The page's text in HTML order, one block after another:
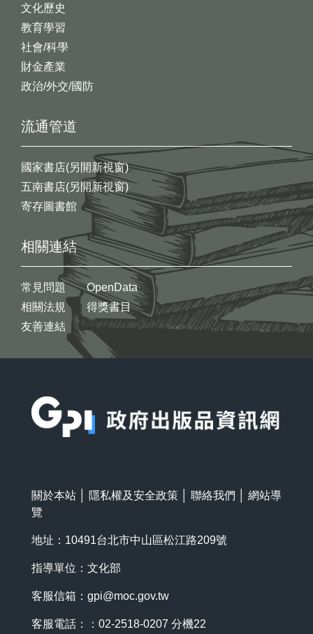
文化歷史
教育學習
社會/科學
財金產業
政治/外交/國防
流通管道
國家書店(另開新視窗)
五南書店(另開新視窗)
寄存圖書館
相關連結
常見問題
相關法規
友善連結
OpenData
得獎書目
關於本站 隱私權及安全政策 聯絡我們
網站導
覽
地址：10491台北市中山區松江路209號
指導單位：文化部
客服信箱： gpi@moc.gov.tw
客服電話：：02-2518-0207 分機22